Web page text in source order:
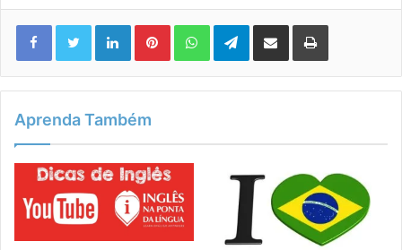
LinkedinPinterestWhatsAppTelegram
Compartilhar via e-mail Imprimir
Aprenda Também